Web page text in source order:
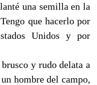
una semilla en la
que hacerlo por
Unidos y por
y rudo delata a
hombre del campo,